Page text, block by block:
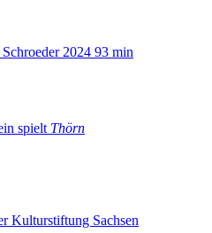
2024 93 min
spielt Thörn
Kulturstiftung Sachsen